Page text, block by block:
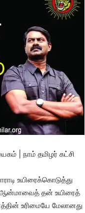
| நாம் தமிழர் கட்சி
உயிரைக்கொடுத்து
ஆன்மாவைத் தன் உயிரைத்
உரிமையே மேலானது